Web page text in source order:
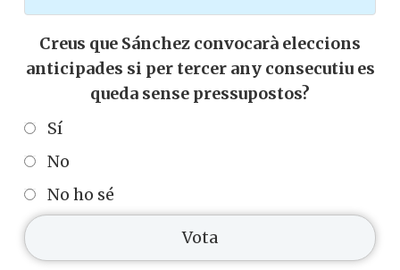
Creus que Sánchez convocarà eleccions
anticipades si per tercer any consecutiu es
queda sense pressupostos?
Sí
No
No ho sé